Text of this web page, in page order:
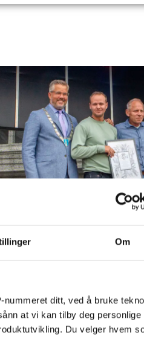
Om
nummeret ditt, ved å bruke
at vi kan tilby deg personlige
Du velger hvem
fisker og